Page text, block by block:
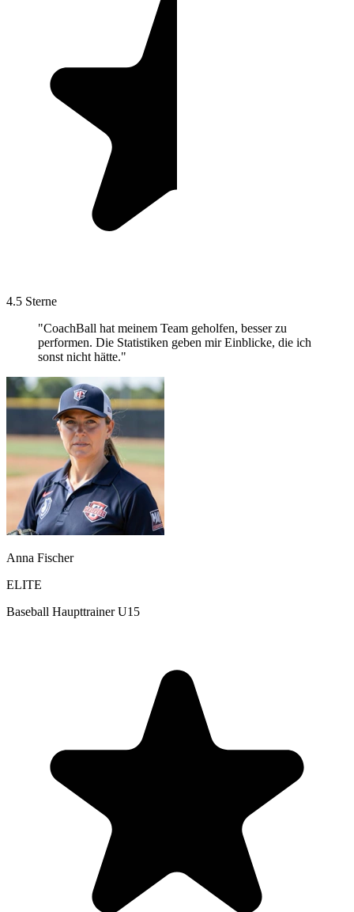
4.5 Sterne
"CoachBall hat meinem Team geholfen, besser zu
performen. Die Statistiken geben mir Einblicke, die ich
sonst nicht hätte."
Anna Fischer
ELITE
Baseball Haupttrainer U15